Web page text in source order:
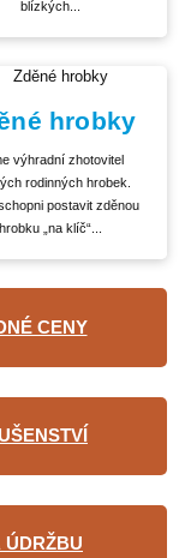
blízkých...
hrobky
výhradní zhotovitel
rodinných hrobek.
postavit zděnou
hrobku „na klíč“...
CENY
ÚDRŽBU